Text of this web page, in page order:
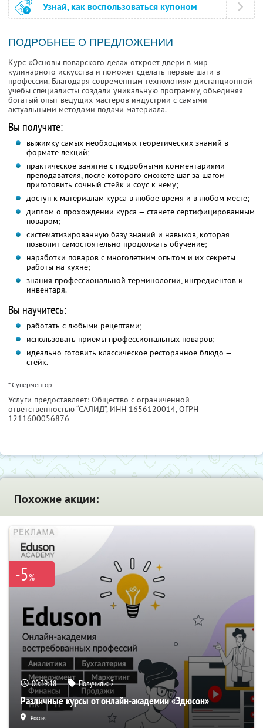
Узнай, как воспользоваться купоном
ПОДРОБНЕЕ О ПРЕДЛОЖЕНИИ
Курс «Основы поварского дела» откроет двери в мир
кулинарного искусства и поможет сделать первые шаги в
профессии. Благодаря современным технологиям дистанционной
учебы специалисты создали уникальную программу, объединяя
богатый опыт ведущих мастеров индустрии с самыми
актуальными методами подачи материала.
Вы получите:
выжимку самых необходимых теоретических знаний в
формате лекций;
практическое занятие с подробными комментариями
преподавателя, после которого сможете шаг за шагом
приготовить сочный стейк и соус к нему;
доступ к материалам курса в любое время и в любом месте;
диплом о прохождении курса — станете сертифицированным
поваром;
систематизированную базу знаний и навыков, которая
позволит самостоятельно продолжать обучение;
наработки поваров с многолетним опытом и их секреты
работы на кухне;
знания профессиональной терминологии, ингредиентов и
инвентаря.
Вы научитесь:
работать с любыми рецептами;
использовать приемы профессиональных поваров;
идеально готовить классическое ресторанное блюдо —
стейк.
* Суперментор
Услуги предоставляет: Общество с ограниченной
ответственностью “САЛИД”, ИНН 1656120014, ОГРН
1211600056876
Похожие акции:
-5%
00:39:17 Получили:2
Различные курсы от онлайн-академии «Эдюсон»
Россия